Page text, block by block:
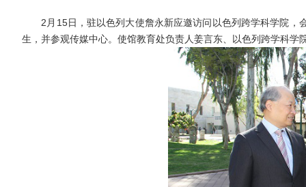
2 月 15日， 驻以色列大使詹永新应邀访问以色列跨学科学院，
生，并参观传媒中心。使馆教育处负责人姜言东
以色列跨学科学